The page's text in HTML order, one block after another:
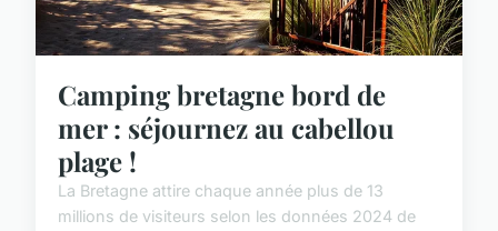
Camping bretagne bord de
mer : séjournez au cabellou
plage !
La Bretagne attire chaque année plus de 13
millions de visiteurs selon les données 2024 de